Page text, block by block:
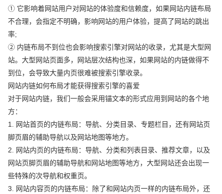
① 它影响着网站用户对网站的体验度和信赖度，如果网站内链布局
不合理，会指定不明确，影响网站的用户体验，提高了网站的跳出
率;
② 内链布局不到位也会影响搜索引擎对网站的收录，尤其是大型网
站。大型网站页面多，网站层次结构也深，如果网站的内链做得不
到位，会导致大量内页很难被搜索引擎收录。
网站内链如何布局才能获得搜索引擎的喜爱
对于网站内链，我们一般会采用锚文本的形式应用到网站的各个地
方：
1. 网站首页的内链布局：导航、分类目录、专题栏目，还有网站页
脚页眉的辅助导航以及网站地图等地方。
2. 网站内页的内链布局：导航、分类和列表目录、推荐文章，以及
网站页脚页眉的辅助导航和网站地图等地方，大型网站还会出现一
些特殊的次导航和权重页。
3. 网站内容页的内链布局：除了和网站内页一样的内链布局外，还